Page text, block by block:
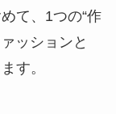
て、1つの“作
ッションと
す。